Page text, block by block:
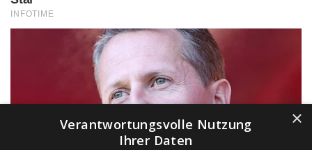
×
Verantwortungsvolle Nutzung
Ihrer Daten